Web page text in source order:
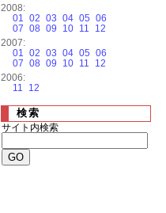
2008:
01 02 03 04 05 06
07 08 09 10 11
12
2007:
01 02 03 04 05 06
07 08 09 10 11
12
2006:
11
12
検索
サイト内検索